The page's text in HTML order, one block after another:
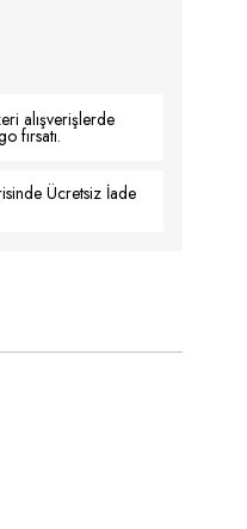
alışverişlerde
fırsatı.
Ücretsiz İade